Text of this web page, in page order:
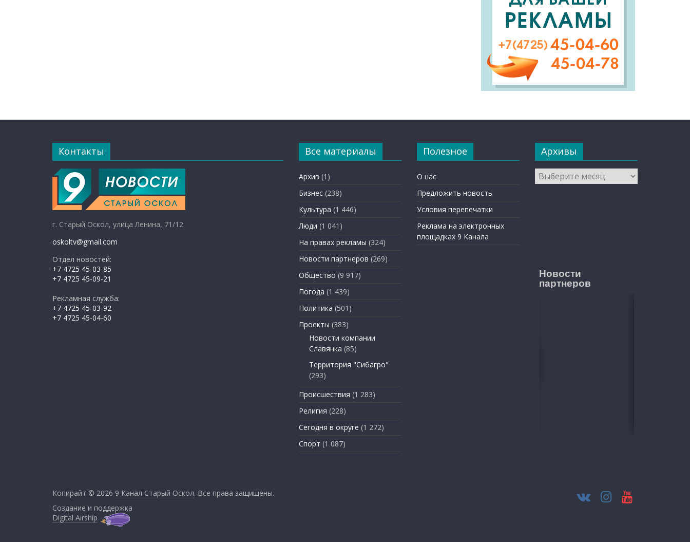
Контакты
г. Старый Оскол, улица Ленина, 71/12
oskoltv@gmail.com
Отдел новостей:
+7 4725 45-03-85
+7 4725 45-09-21
Рекламная служба:
+7 4725 45-03-92
+7 4725 45-04-60
Все материалы
Архив (1)
Бизнес (238)
Культура (1 446)
Люди (1 041)
На правах рекламы (324)
Новости партнеров (269)
Общество (9 917)
Погода (1 439)
Политика (501)
Проекты (383)
Новости компании
Славянка (85)
Территория "Сибагро"
(293)
Происшествия (1 283)
Религия (228)
Сегодня в округе (1 272)
Спорт (1 087)
Полезное
О нас
Предложить новость
Условия перепечатки
Реклама на электронных
площадках 9 Канала
Архивы
Архивы
Новости
партнеров
Копирайт © 2026 9 Канал Старый Оскол. Все права защищены.
Создание и поддержка
Digital Airship